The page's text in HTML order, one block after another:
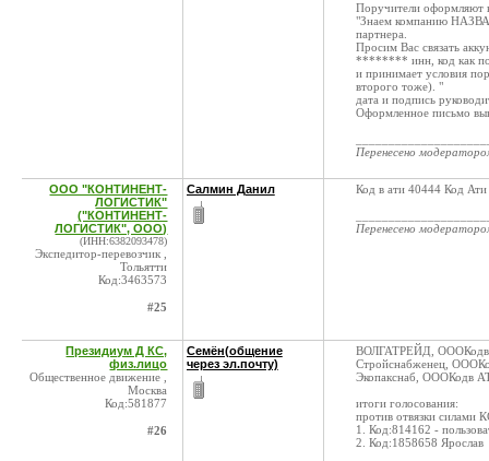
Поручители оформляют
"Знаем компанию
партнера.
Просим Вас связать
******** инн, код как
и принимает условия
второго тоже). "
дата и подпись
Оформленное письмо
Перенесено
ООО "КОНТИНЕНТ-
ЛОГИСТИК"
("КОНТИНЕНТ-
ЛОГИСТИК", ООО)
(ИНН:6382093478)
Экспедитор-перевозчик ,
Тольятти
Код:3463573
#25
Салмин Данил
Код в ати 40444 Код
Перенесено
Президиум Д КС,
физ.лицо
Общественное движение ,
Москва
Код:581877
#26
Семён(общение
через эл.почту)
ВОЛГАТРЕЙД, ОООКодв
Стройснабженец,
Экопакснаб, ОООКодв
итоги голосования:
против отвязки силами
1. Код:814162 -
2. Код:1858658 Ярослав